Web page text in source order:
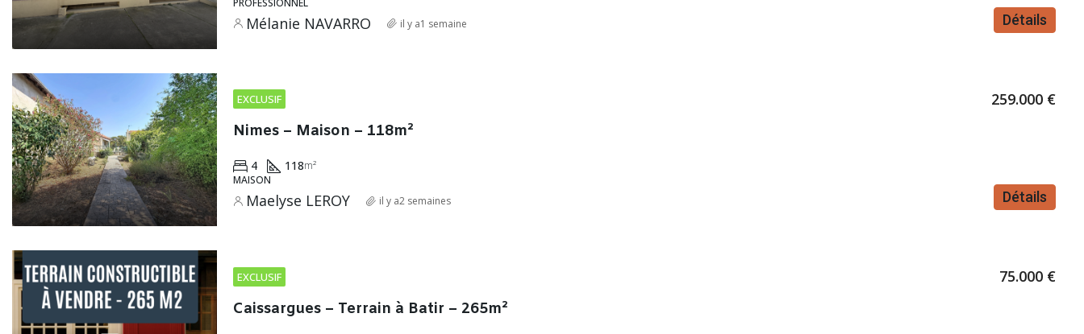
Détails
Mélanie NAVARRO il y a1 semaine
EXCLUSIF
Nimes – Maison – 118m²
259.000 €
4 118m²
MAISON
Détails
Maelyse LEROY il y a2 semaines
EXCLUSIF
Caissargues – Terrain à Batir – 265m²
75.000 €